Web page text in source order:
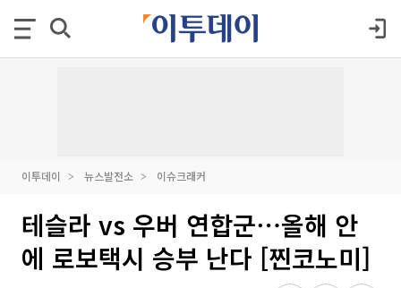
이투데이 뉴스발전소 이슈크래커
테슬라 vs 우버 연합군⋯올해 안
에 로보택시 승부 난다 [찐코노미]